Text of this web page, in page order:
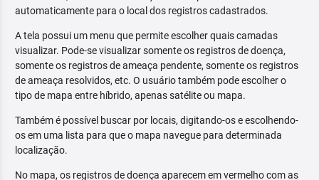
automaticamente para o local dos registros cadastrados.
A tela possui um menu que permite escolher quais camadas
visualizar. Pode-se visualizar somente os registros de doença,
somente os registros de ameaça pendente, somente os registros
de ameaça resolvidos, etc. O usuário também pode escolher o
tipo de mapa entre híbrido, apenas satélite ou mapa.
Também é possível buscar por locais, digitando-os e escolhendo-
os em uma lista para que o mapa navegue para determinada
localização.
No mapa, os registros de doença aparecem em vermelho com as